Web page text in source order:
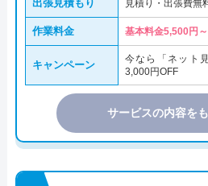
出張見積もり 見積り・出張費無
作業料金 基本料金5,500円～
キャンペーン
今なら「ネット
3,000円OFF
サービスの内容を